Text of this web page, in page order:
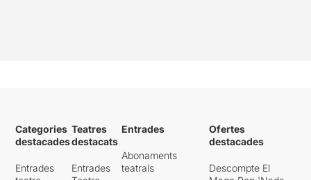
Categories
destacades
Entrades
Teatres
destacats
Entrades
Entrades
Abonaments
teatrals
Ofertes
destacades
Descompte El